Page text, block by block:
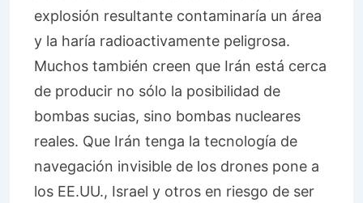
explosión resultante contaminaría un área
y la haría radioactivamente peligrosa.
Muchos también creen que Irán está cerca
de producir no sólo la posibilidad de
bombas sucias, sino bombas nucleares
reales. Que Irán tenga la tecnología de
navegación invisible de los drones pone a
los EE.UU., Israel y otros en riesgo de ser